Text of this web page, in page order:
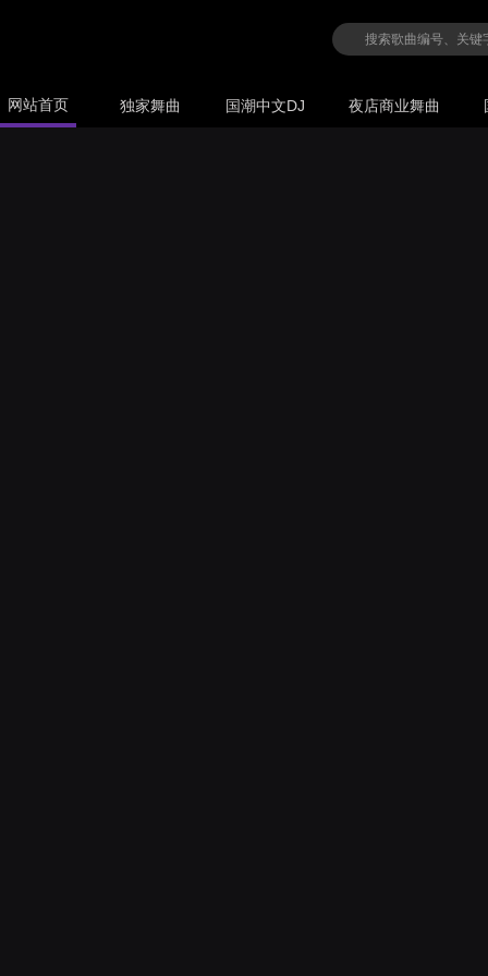
网站首页 独家舞曲 国潮中文DJ 夜店商业舞曲